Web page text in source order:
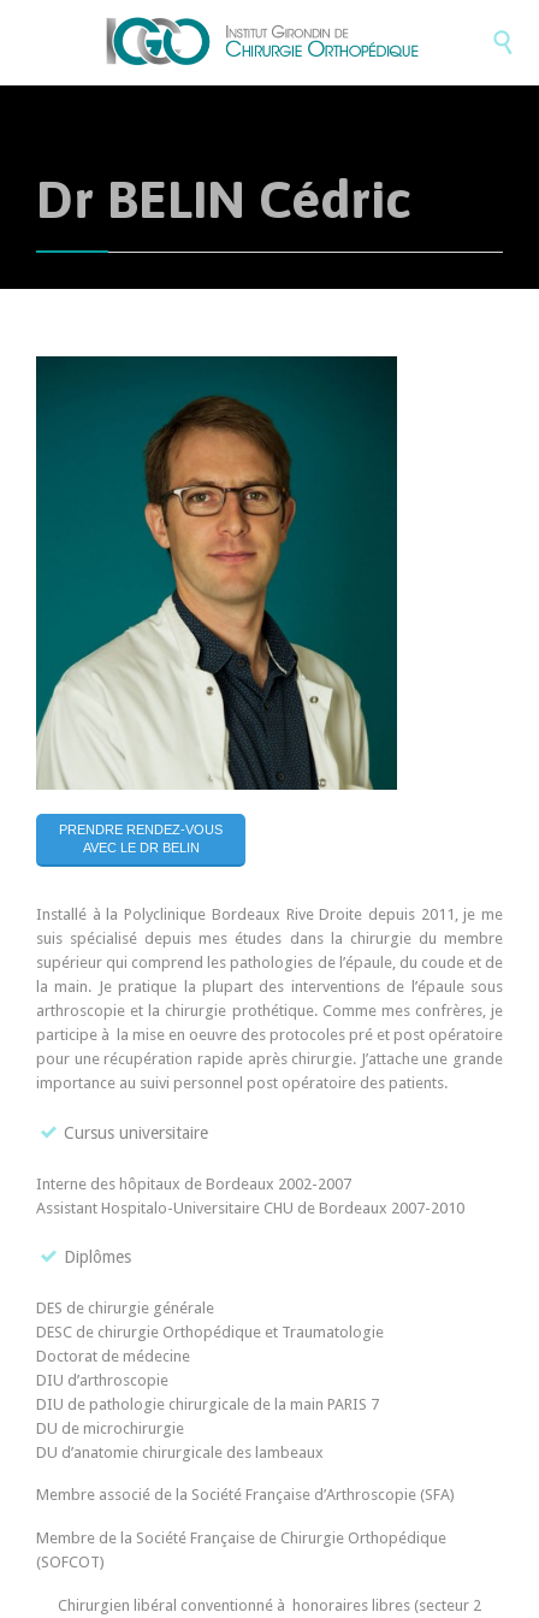

Dr BELIN Cédric
PRENDRE RENDEZ-VOUS
AVEC LE DR BELIN
Installé à la Polyclinique Bordeaux Rive Droite depuis 2011, je me
suis spécialisé depuis mes études dans la chirurgie du membre
supérieur qui comprend les pathologies de l’épaule, du coude et de
la main. Je pratique la plupart des interventions de l’épaule sous
arthroscopie et la chirurgie prothétique. Comme mes confrères, je
participe à la mise en oeuvre des protocoles pré et post opératoire
pour une récupération rapide après chirurgie. J’attache une grande
importance au suivi personnel post opératoire des patients.
Cursus universitaire
Interne des hôpitaux de Bordeaux 2002-2007
Assistant Hospitalo-Universitaire CHU de Bordeaux 2007-2010
Diplômes
DES de chirurgie générale
DESC de chirurgie Orthopédique et Traumatologie
Doctorat de médecine
DIU d’arthroscopie
DIU de pathologie chirurgicale de la main PARIS 7
DU de microchirurgie
DU d’anatomie chirurgicale des lambeaux
Membre associé de la Société Française d’Arthroscopie (SFA)
Membre de la Société Française de Chirurgie Orthopédique
(SOFCOT)
Chirurgien libéral conventionné à honoraires libres (secteur 2